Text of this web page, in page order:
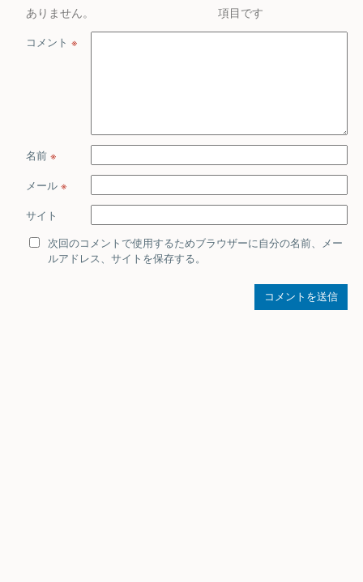
ありません。
項目です
コメント ※
名前 ※
メール ※
サイト
次回のコメントで使用するためブラウザーに自分の名前、メー
ルアドレス、サイトを保存する。